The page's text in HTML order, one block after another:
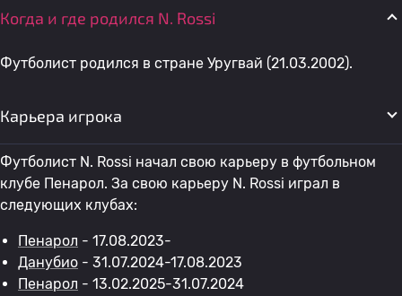
Когда и где родился N. Rossi
Футболист родился в стране Уругвай (21.03.2002).
Карьера игрока
Футболист N. Rossi начал свою карьеру в футбольном
клубе Пенарол. За свою карьеру N. Rossi играл в
следующих клубах:
Пенарол - 17.08.2023-
Данубио - 31.07.2024-17.08.2023
Пенарол - 13.02.2025-31.07.2024